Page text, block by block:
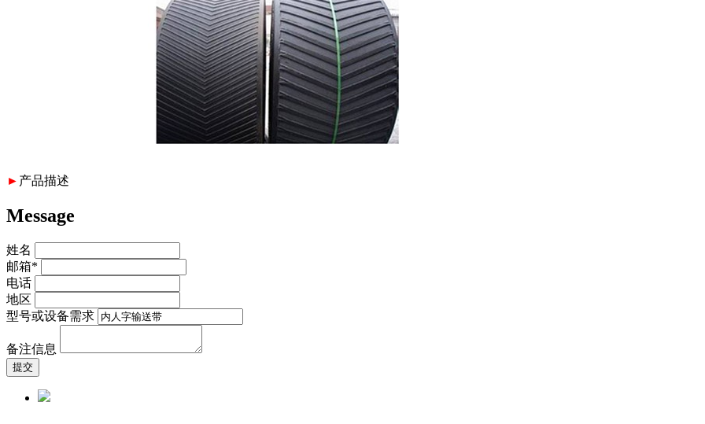
► 产品描述
Message
姓名
邮箱*
电话
地区
型号或设备需求
备注信息